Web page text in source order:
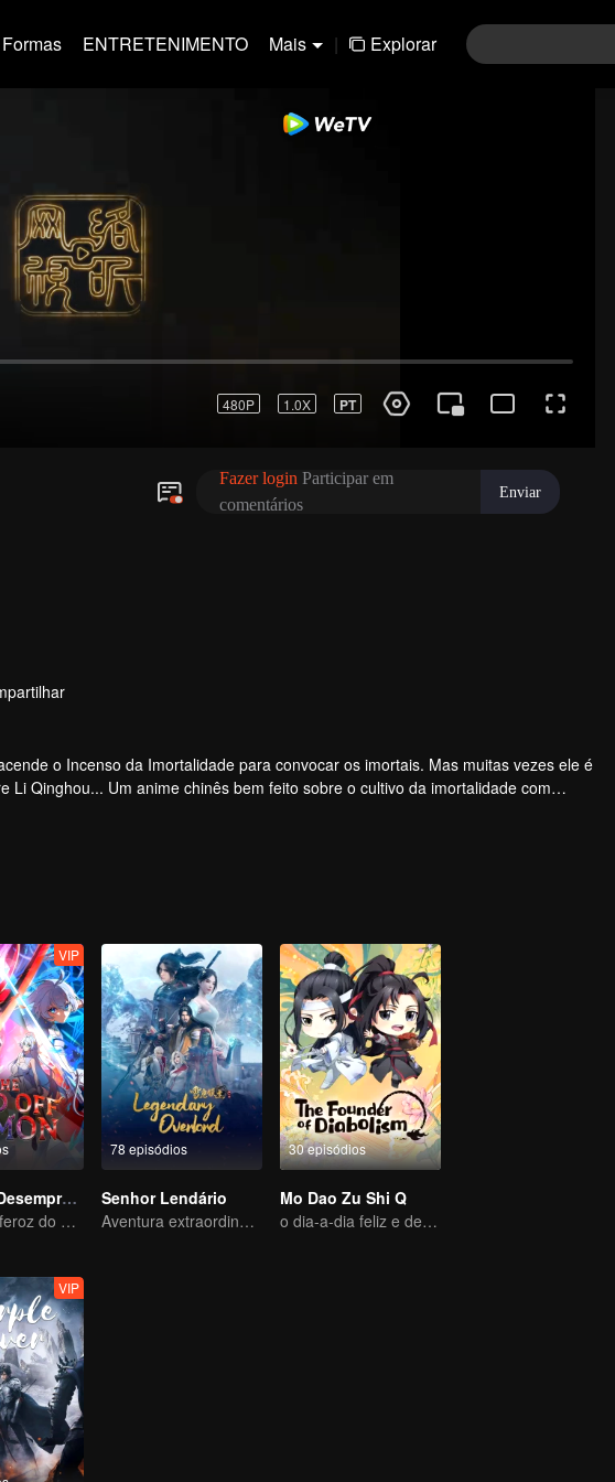
ENTRETENIMENTO Mais | Explorar
o Incenso da Imortalidade para convocar os imortais. Mas muitas vezes ele é
Qinghou... Um anime chinês bem feito sobre o cultivo da imortalidade com
de alegria.
VIP
Diabo do Desemprego
O rei mais feroz do mundo demoníaco
78 episódios
Senhor Lendário
Aventura extraordinária, um adolescente renascido da adversidade
30 episódios
Mo Dao Zu Shi Q
o dia-a-dia feliz e descansado
VIP